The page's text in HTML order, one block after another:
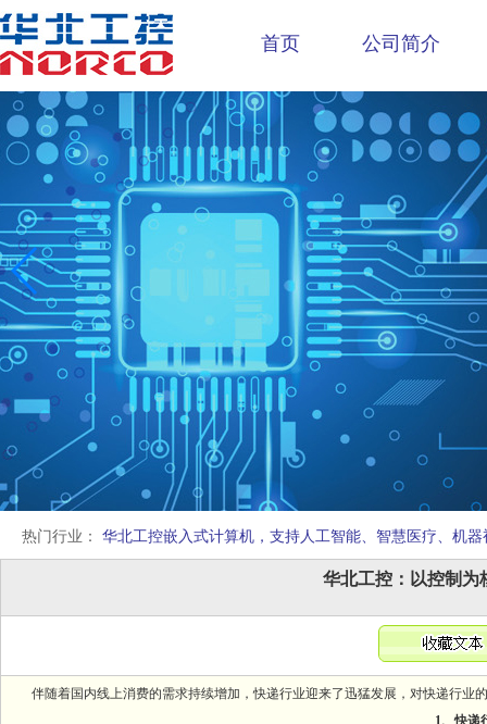
首页 公司简介
热门行业： 华北工控嵌入式计算机，支持人工智能、智慧医疗、机
华北工控：以控制为
伴随着国内线上消费的需求持续增加，快递行业迎来了迅猛发展，对快递行业
1、快递